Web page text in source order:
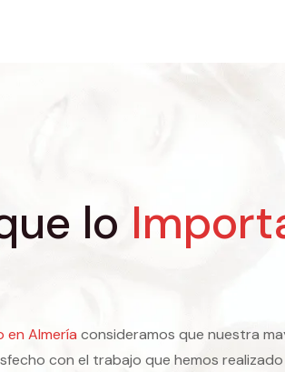
lo
en Almeríaconsideramos que nuestra
con el trabajo que hemos